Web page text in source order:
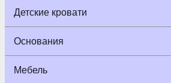
Детские кровати
Основания
Мебель